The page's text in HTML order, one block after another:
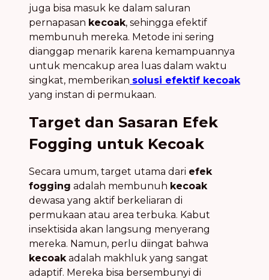
juga bisa masuk ke dalam saluran
pernapasan kecoak, sehingga efektif
membunuh mereka. Metode ini sering
dianggap menarik karena kemampuannya
untuk mencakup area luas dalam waktu
singkat, memberikan solusi efektif kecoak
yang instan di permukaan.
Target dan Sasaran Efek
Fogging untuk Kecoak
Secara umum, target utama dari efek
fogging adalah membunuh kecoak
dewasa yang aktif berkeliaran di
permukaan atau area terbuka. Kabut
insektisida akan langsung menyerang
mereka. Namun, perlu diingat bahwa
kecoakadalah makhluk yang sangat
adaptif. Mereka bisa bersembunyi di